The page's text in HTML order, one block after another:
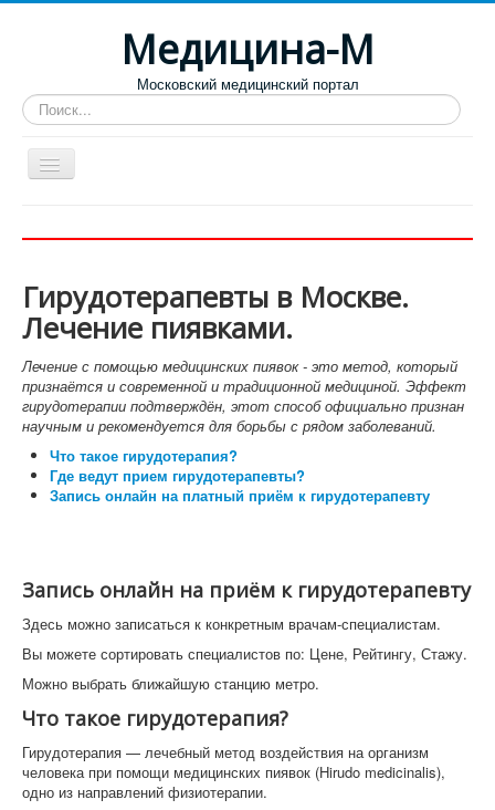
Медицина-М
Московский медицинский портал
Искать...
Роддома и женские консультации
Диспансеры
Лучшие специализированные клиники
Отзывы пациентов
Гирудотерапевты в Москве.
Лечение пиявками.
Лечение с помощью медицинских пиявок - это метод, который
признаётся и современной и традиционной медициной. Эффект
гирудотерапии подтверждён, этот способ официально признан
научным и рекомендуется для борьбы с рядом заболеваний.
Что такое гирудотерапия?
Где ведут прием гирудотерапевты?
Запись онлайн на платный приём к гирудотерапевту
Запись онлайн на приём к гирудотерапевту
Здесь можно записаться к конкретным врачам-специалистам.
Вы можете сортировать специалистов по: Цене, Рейтингу, Стажу.
Можно выбрать ближайшую станцию метро.
Что такое гирудотерапия?
Гирудотерапия — лечебный метод воздействия на организм
человека при помощи медицинских пиявок (Hirudo medicinalis),
одно из направлений физиотерапии.